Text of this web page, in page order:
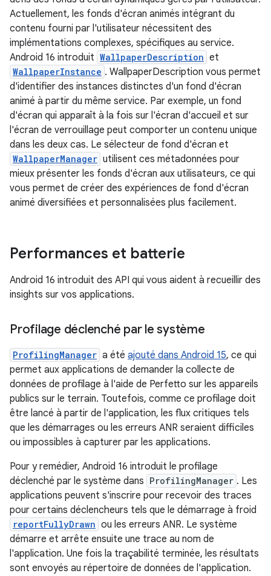
Actuellement, les fonds d'écran animés intégrant du
contenu fourni par l'utilisateur nécessitent des
implémentations complexes, spécifiques au service.
Android 16 introduit WallpaperDescription et
WallpaperInstance . WallpaperDescription vous permet
d'identifier des instances distinctes d'un fond d'écran
animé à partir du même service. Par exemple, un fond
d'écran qui apparaît à la fois sur l'écran d'accueil et sur
l'écran de verrouillage peut comporter un contenu unique
dans les deux cas. Le sélecteur de fond d'écran et
WallpaperManager utilisent ces métadonnées pour
mieux présenter les fonds d'écran aux utilisateurs, ce qui
vous permet de créer des expériences de fond d'écran
animé diversifiées et personnalisées plus facilement.
Performances et batterie
Android 16 introduit des API qui vous aident à recueillir des
insights sur vos applications.
Profilage déclenché par le système
ProfilingManager a été ajouté dans Android 15, ce qui
permet aux applications de demander la collecte de
données de profilage à l'aide de Perfetto sur les appareils
publics sur le terrain. Toutefois, comme ce profilage doit
être lancé à partir de l'application, les flux critiques tels
que les démarrages ou les erreurs ANR seraient difficiles
ou impossibles à capturer par les applications.
Pour y remédier, Android 16 introduit le profilage
déclenché par le système dans ProfilingManager . Les
applications peuvent s'inscrire pour recevoir des traces
pour certains déclencheurs tels que le démarrage à froid
reportFullyDrawn ou les erreurs ANR. Le système
démarre et arrête ensuite une trace au nom de
l'application. Une fois la traçabilité terminée, les résultats
sont envoyés au répertoire de données de l'application.